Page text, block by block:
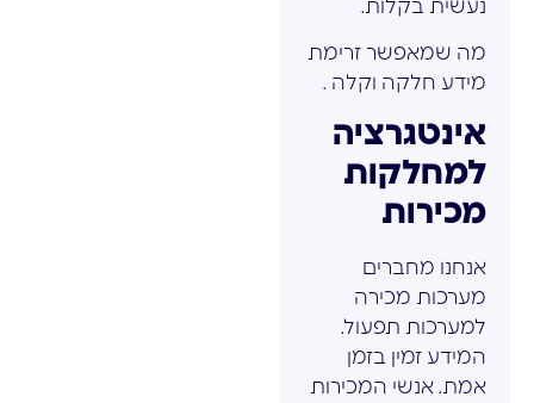
נעשית בקלות.
מה שמאפשר זרימת
מידע חלקה וקלה .
אינטגרציה
למחלקות
מכירות
אנחנו מחברים
מערכות מכירה
למערכות תפעול.
המידע זמין בזמן
אמת. אנשי המכירות